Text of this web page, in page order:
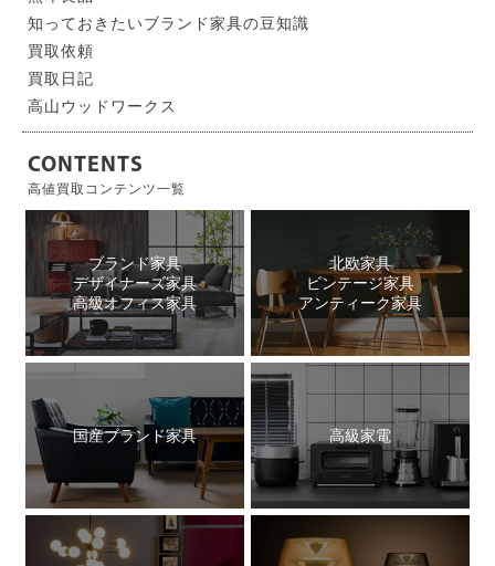
知っておきたいブランド家具の豆知識
買取依頼
買取日記
高山ウッドワークス
CONTENTS
高値買取コンテンツ一覧
ブランド家具
デザイナーズ家具
高級オフィス家具
北欧家具
ビンテージ家具
アンティーク家具
国産ブランド家具 高級家電